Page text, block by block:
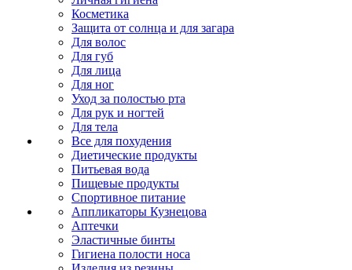
Косметика
Защита от солнца и для загара
Для волос
Для губ
Для лица
Для ног
Уход за полостью рта
Для рук и ногтей
Для тела
Все для похудения
Диетические продукты
Питьевая вода
Пищевые продукты
Спортивное питание
Аппликаторы Кузнецова
Аптечки
Эластичные бинты
Гигиена полости носа